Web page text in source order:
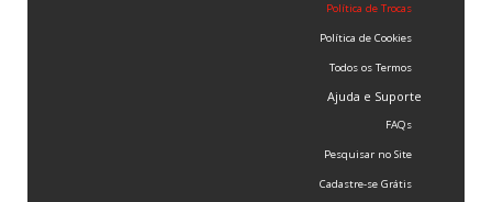
Política de Trocas
Política de Cookies
Todos os Termos
Ajuda e Suporte
FAQs
Pesquisar no Site
Cadastre-se Grátis